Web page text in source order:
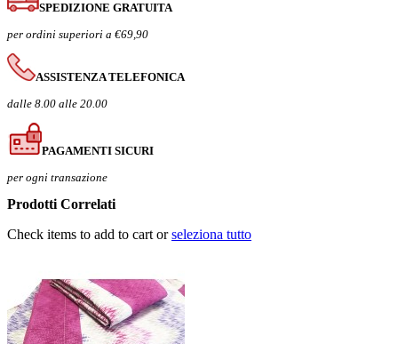
SPEDIZIONE GRATUITA
per ordini superiori a €69,90
ASSISTENZA TELEFONICA
dalle 8.00 alle 20.00
PAGAMENTI SICURI
per ogni transazione
Prodotti Correlati
Check items to add to cart orseleziona tutto